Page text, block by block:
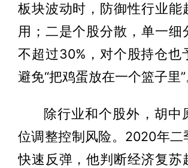
板块波动时，防御性行业能
用；二是个股分散，单一细
不超过30%，对个股持仓也
避免“把鸡蛋放在一个篮子里”
除行业和个股外，胡中
位调整控制风险。2020年二
快速反弹，他判断经济复苏